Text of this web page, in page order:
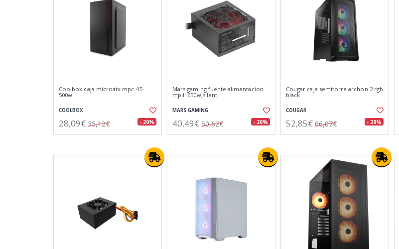
Coolbox caja microatx mpc-45
500w
COOLBOX
28,09€ 35,12€ - 20%
Mars gaming fuente alimentacion
mpiii 650w,silent
MARS GAMING
40,49€ 50,62€ - 20%
Cougar caja semitorre archon 2 rgb
black
COUGAR
52,85€ 66,07€ - 20%